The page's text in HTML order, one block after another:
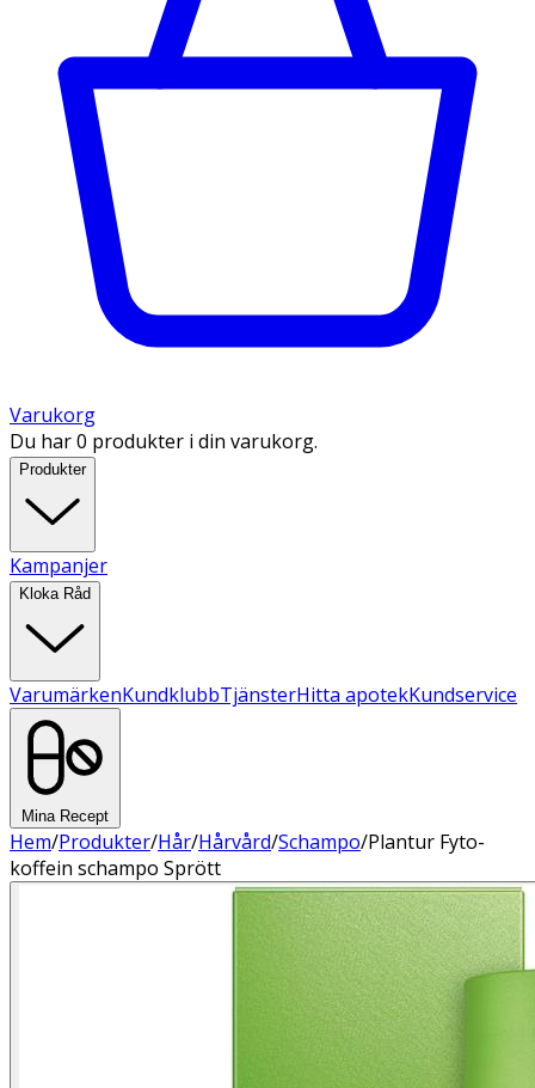
Varukorg
Du har 0 produkter i din varukorg.
Produkter
Kampanjer
Kloka Råd
VarumärkenKundklubbTjänsterHitta apotekKundservice
Mina Recept
Hem/Produkter/Hår/Hårvård/Schampo/Plantur Fyto-
koffein schampo Sprött